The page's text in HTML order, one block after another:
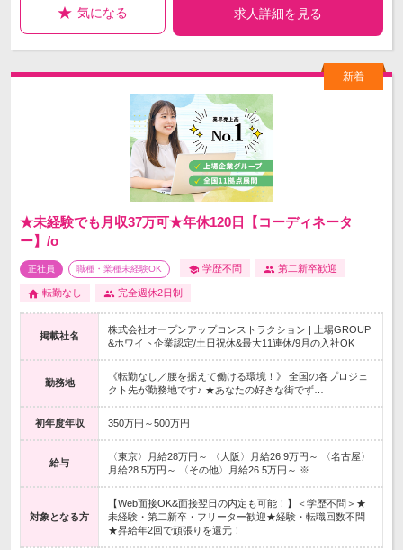
気になる 求人詳細を見る
★未経験でも月収37万可★年休120日【コーディネータ
ー】/o
正社員 職種・業種未経験OK 学歴不問 第二新卒歓迎
転勤なし 完全週休2日制
掲載社名
株式会社オープンアップコンストラクション | 上場GROUP
&ホワイト企業認定/土日祝休&最大11連休/9月の入社OK
勤務地
《転勤なし／腰を据えて働ける環境！》 全国の各プロジェ
クト先が勤務地です♪ ★あなたの好きな街でず…
初年度年収 350万円～500万円
給与
〈東京〉月給28万円～ 〈大阪〉月給26.9万円～ 〈名古屋〉
月給28.5万円～ 〈その他〉月給26.5万円～ ※…
対象となる方
【Web面接OK&面接翌日の内定も可能！】＜学歴不問＞★
未経験・第二新卒・フリーター歓迎★経験・転職回数不問
★昇給年2回で頑張りを還元！